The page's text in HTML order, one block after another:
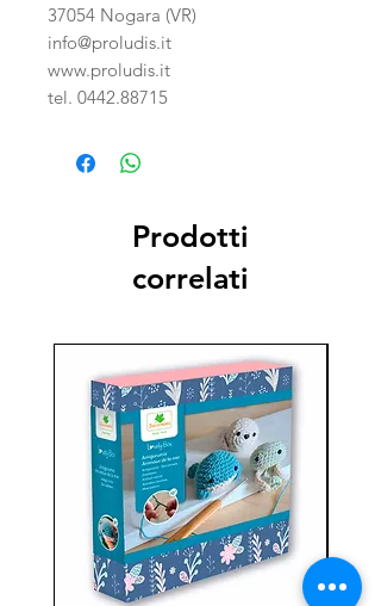
37054 Nogara (VR)
info@proludis.it
www.proludis.it
tel. 0442.88715
Prodotti
correlati